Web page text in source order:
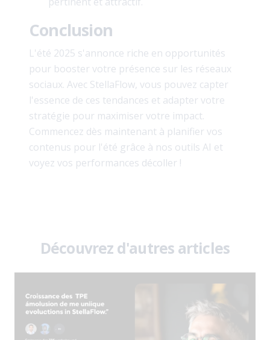
Conclusion
L'été 2025 s'annonce riche en opportunités
pour booster votre présence sur les réseaux
sociaux. Avec StellaFlow, vous pouvez capter
l'essence de ces tendances et adapter votre
stratégie pour maximiser votre impact.
Commencez dès maintenant à planifier vos
contenus pour l'été grâce à nos outils AI et
voyez vos performances décoller !
Découvrez d'autres articles